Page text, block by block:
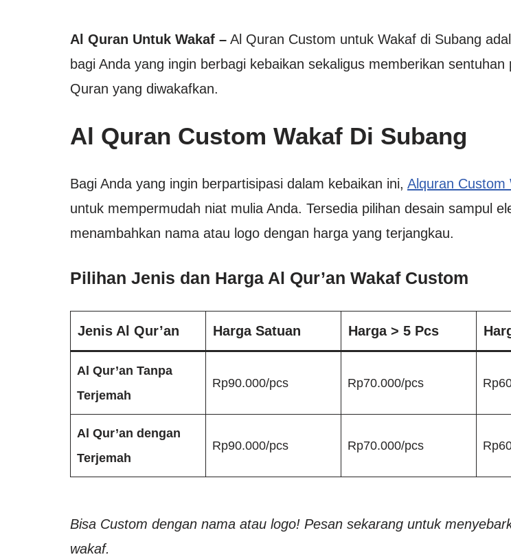
Al Quran Untuk Wakaf – Al Quran Custom untuk Wakaf di Subang
bagi Anda yang ingin berbagi kebaikan sekaligus memberikan sentuhan
Quran yang diwakafkan.
Al Quran Custom Wakaf Di Subang
Bagi Anda yang ingin berpartisipasi dalam kebaikan ini, Alquran Custom
untuk mempermudah niat mulia Anda. Tersedia pilihan desain sampul
menambahkan nama atau logo dengan harga yang terjangkau.
Pilihan Jenis dan Harga Al Qur’an Wakaf Custom
Jenis Al Qur’an Harga Satuan Harga > 5 Pcs
Al Qur’an Tanpa
Terjemah
Rp90.000/pcs Rp70.000/pcs
Al Qur’an dengan
Terjemah
Rp90.000/pcs Rp70.000/pcs
Bisa Custom dengan nama atau logo! Pesan sekarang untuk
wakaf.